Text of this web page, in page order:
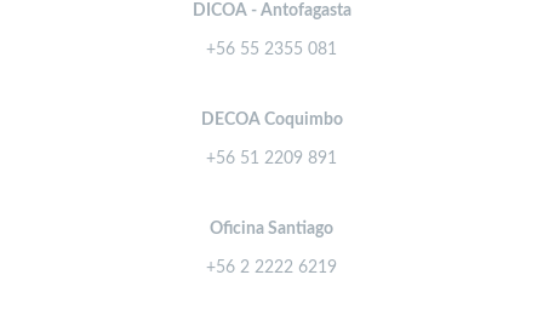
DICOA - Antofagasta
+56 55 2355 081
DECOA Coquimbo
+56 51 2209 891
Oficina Santiago
+56 2 2222 6219